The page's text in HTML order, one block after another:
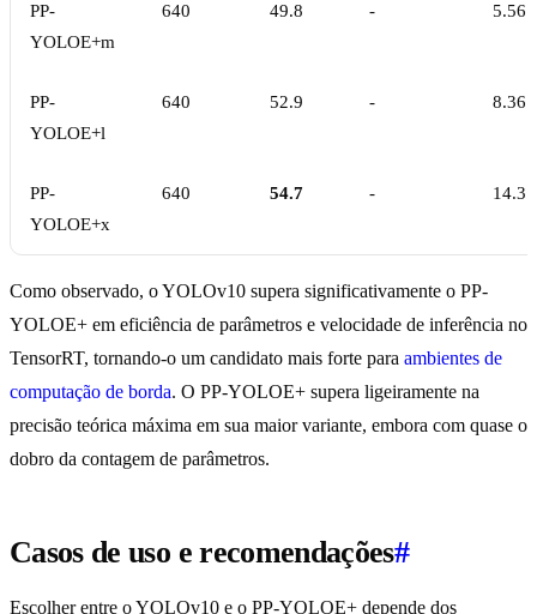
PP-
YOLOE+m
640 49.8 - 5.56
PP-
YOLOE+l
640 52.9 - 8.36
PP-
YOLOE+x
640 54.7 - 14.3
Como observado, o YOLOv10 supera significativamente o PP-
YOLOE+ em eficiência de parâmetros e velocidade de inferência no
TensorRT, tornando-o um candidato mais forte para ambientes de
computação de borda. O PP-YOLOE+ supera ligeiramente na
precisão teórica máxima em sua maior variante, embora com quase o
dobro da contagem de parâmetros.
Casos de uso e recomendações#
Escolher entre o YOLOv10 e o PP-YOLOE+ depende dos